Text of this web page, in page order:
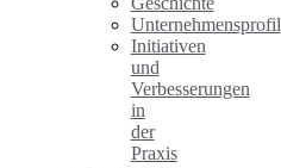
Unternehmensprofil
Initiativen
und
Verbesserungen
in
der
Praxis